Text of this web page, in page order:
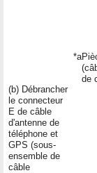
(b) Débrancher
le connecteur
E de câble
d'antenne de
téléphone et
GPS (sous-
ensemble de
câble
*a
de